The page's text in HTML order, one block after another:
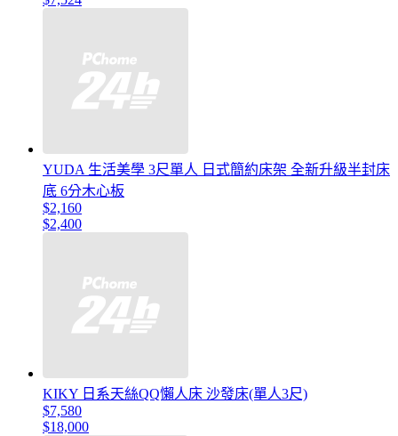
YUDA 生活美學 3尺單人 日式簡約床架 全新升級半封床
底 6分木心板
$2,160
$2,400
KIKY 日系天絲QQ懶人床 沙發床(單人3尺)
$7,580
$18,000